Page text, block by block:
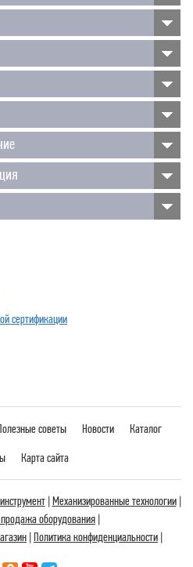
сертификации
советы Новости Каталог
Карта сайта
|Механизированные технологии |
оборудования |
|Политика конфиденциальности |